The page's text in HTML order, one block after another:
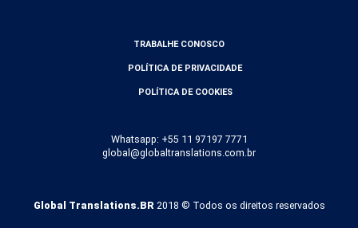
TRABALHE CONOSCO
POLÍTICA DE PRIVACIDADE
POLÍTICA DE COOKIES
Whatsapp: +55 11 97197 7771
global@globaltranslations.com.br
Global Translations.BR2018 © Todos os direitos reservados